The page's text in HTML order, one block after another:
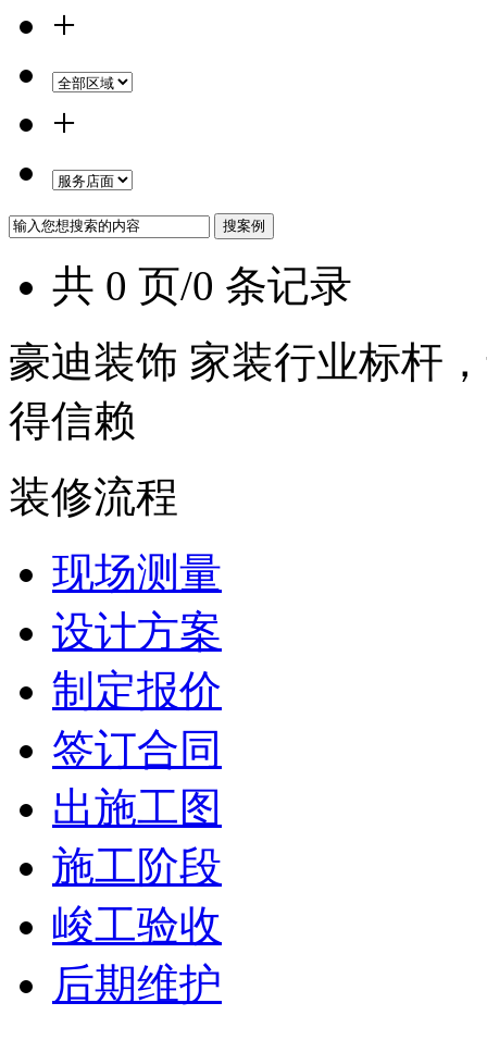
+
+
共 0 页/0 条记录
豪迪装饰 家装行业标杆
得信赖
装修流程
现场测量
设计方案
制定报价
签订合同
出施工图
施工阶段
峻工验收
后期维护